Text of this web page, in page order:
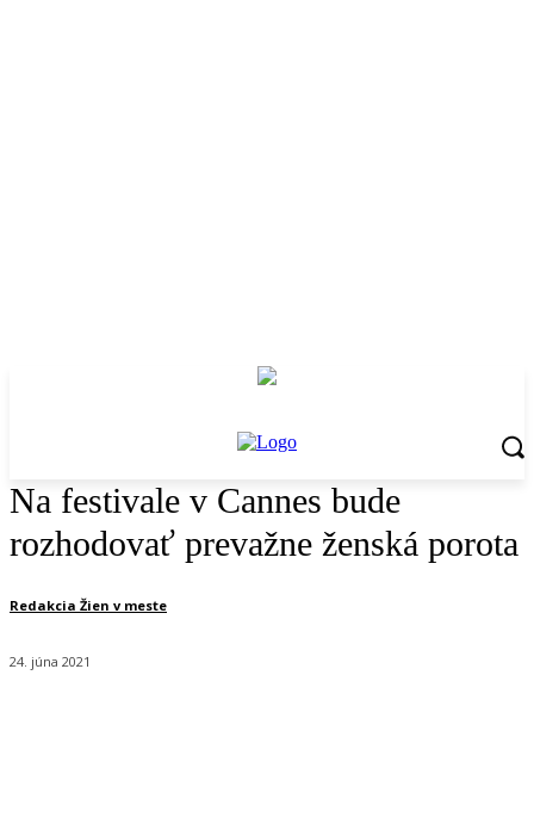
Na festivale v Cannes bude
rozhodovať prevažne ženská porota
Redakcia Žien v meste
24. júna 2021